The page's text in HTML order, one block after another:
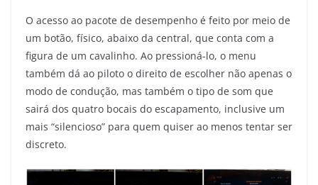
O acesso ao pacote de desempenho é feito por meio de
um botão, físico, abaixo da central, que conta com a
figura de um cavalinho. Ao pressioná-lo, o menu
também dá ao piloto o direito de escolher não apenas o
modo de condução, mas também o tipo de som que
sairá dos quatro bocais do escapamento, inclusive um
mais “silencioso” para quem quiser ao menos tentar ser
discreto.